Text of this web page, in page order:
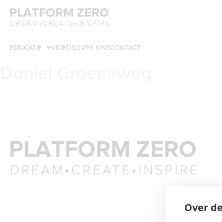
Over
EDUCATIE VIDEOSOVER ONSCONTACT